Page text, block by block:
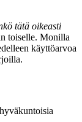
tätä oikeasti
toiselle. Monilla
käyttöarvoa